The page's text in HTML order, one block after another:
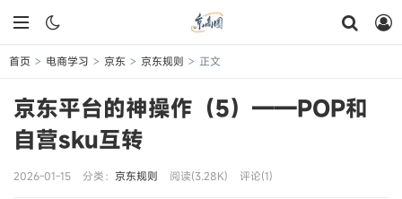
首页 > 电商学习 > 京东 > 京东规则 > 正文
京东平台的神操作（5）——POP和
自营sku互转
2026-01-15 分类： 京东规则 阅读(3.28K) 评论(1)